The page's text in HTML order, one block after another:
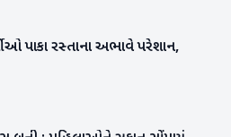
પાકા રસ્તાના અભાવે પરેશાન,